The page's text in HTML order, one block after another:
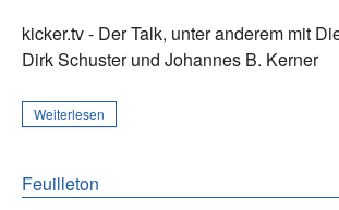
kicker.tv - Der Talk, unter anderem mit
Dirk Schuster und Johannes B. Kerner
Weiterlesen
Feuilleton